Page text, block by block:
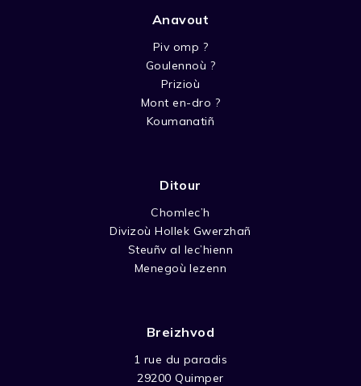
Anavout
Piv omp ?
Goulennoù ?
Prizioù
Mont en-dro ?
Koumanatiñ
Ditour
Chomlec’h
Divizoù Hollek Gwerzhañ
Steuñv al lec’hienn
Menegoù lezenn
Breizhvod
1 rue du paradis
29200 Quimper